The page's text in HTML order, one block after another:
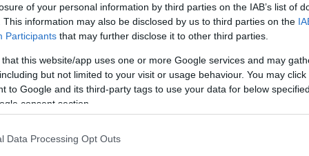
of your personal information by third parties on the IAB’s list of
This information may also be disclosed by us to third parties on the
Participants that may further disclose it to other third parties.
that this website/app uses one or more Google services and may
but not limited to your visit or usage behaviour. You may
to Google and its third-party tags to use your data for below
consent section.
Data Processing Opt Outs
symbolizuje zásadné vylepšenia,
vyššia výdatnosť oproti porovnateľným
má vďaka krémovej konzistencii
oteruvzdorný, hladký a paropriepustný
stien jednou vrstvou farby, tak aj na
Má nízky nástrek pri maľovaní
jednoduché opravy počas maľovania.
s Primalexom CLASSIC+ naozaj